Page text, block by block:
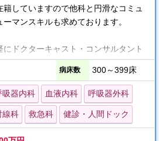
していますので他科と円滑なコミュ
マンスキルも求めております。
ドクターキャスト・コンサルタント
病床数 300～399床
吸器内科 血液内科 呼吸器外科
線科 救急科 健診・人間ドック